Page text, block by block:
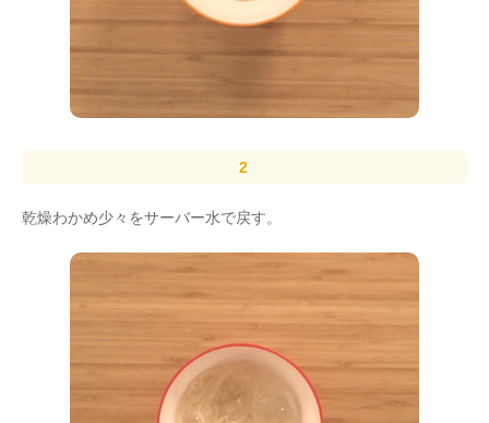
乾燥わかめ少々をサーバー水で戻す。